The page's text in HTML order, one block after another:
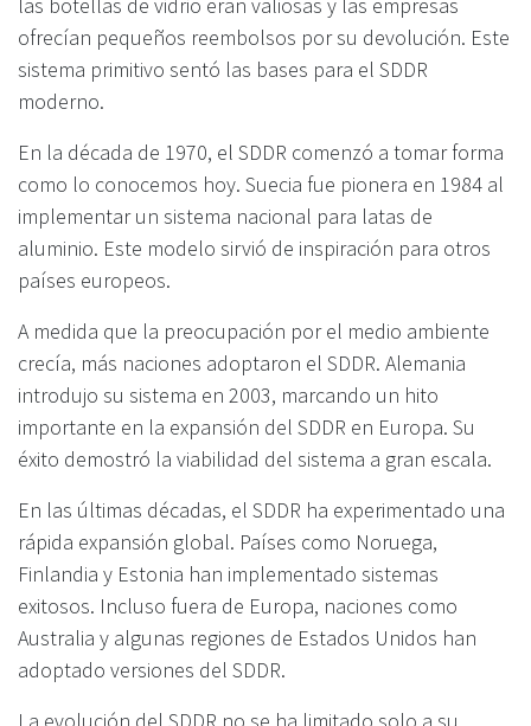
ofrecían pequeños reembolsos por su devolución. Este
sistema primitivo sentó las bases para el SDDR
moderno.
En la década de 1970, el SDDR comenzó a tomar forma
como lo conocemos hoy. Suecia fue pionera en 1984 al
implementar un sistema nacional para latas de
aluminio. Este modelo sirvió de inspiración para otros
países europeos.
A medida que la preocupación por el medio ambiente
crecía, más naciones adoptaron el SDDR. Alemania
introdujo su sistema en 2003, marcando un hito
importante en la expansión del SDDR en Europa. Su
éxito demostró la viabilidad del sistema a gran escala.
En las últimas décadas, el SDDR ha experimentado una
rápida expansión global. Países como Noruega,
Finlandia y Estonia han implementado sistemas
exitosos. Incluso fuera de Europa, naciones como
Australia y algunas regiones de Estados Unidos han
adoptado versiones del SDDR.
La evolución del SDDR no se ha limitado solo a su